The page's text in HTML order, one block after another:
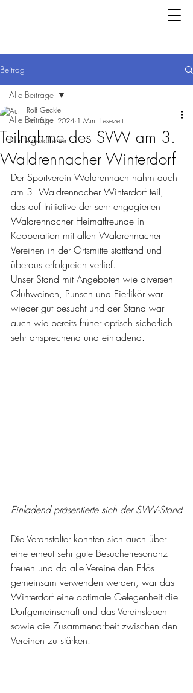
Beitrag
Alle Beiträge
Turniergeschehen
Alle Beiträge
Teilnahme des SVW am 3.
Waldrennacher Winterdorf
Rolf Geckle
24. Nov. 2024 1 Min. Lesezeit
Der Sportverein Waldrennach nahm auch
am 3. Waldrennacher Winterdorf teil,
das auf Initiative der sehr engagierten
Waldrennacher Heimatfreunde in
Kooperation mit allen Waldrennacher
Vereinen in der Ortsmitte stattfand und
überaus erfolgreich verlief.
Unser Stand mit Angeboten wie diversen
Glühweinen, Punsch und Eierlikör war
wieder gut besucht und der Stand war
auch wie bereits früher optisch sicherlich
sehr ansprechend und einladend.
Einladend präsentierte sich der SVW-Stand
Die Veranstalter konnten sich auch über
eine erneut sehr gute Besucherresonanz
freuen und da alle Vereine den Erlös
gemeinsam verwenden werden, war das
Winterdorf eine optimale Gelegenheit die
Dorfgemeinschaft und das Vereinsleben
sowie die Zusammenarbeit zwischen den
Vereinen zu stärken.